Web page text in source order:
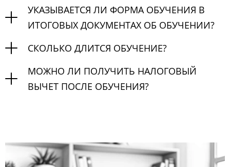
УКАЗЫВАЕТСЯ ЛИ ФОРМА ОБУЧЕНИЯ В
ИТОГОВЫХ ДОКУМЕНТАХ ОБ ОБУЧЕНИИ?
СКОЛЬКО ДЛИТСЯ ОБУЧЕНИЕ?
МОЖНО ЛИ ПОЛУЧИТЬ НАЛОГОВЫЙ
ВЫЧЕТ ПОСЛЕ ОБУЧЕНИЯ?